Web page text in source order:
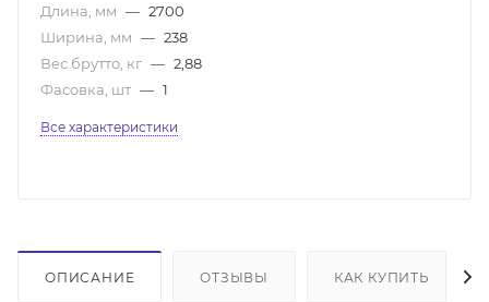
Длина, мм — 2700
Ширина, мм — 238
Вес брутто, кг — 2,88
Фасовка, шт — 1
Все характеристики
ОПИСАНИЕ ОТЗЫВЫ КАК КУПИТЬ